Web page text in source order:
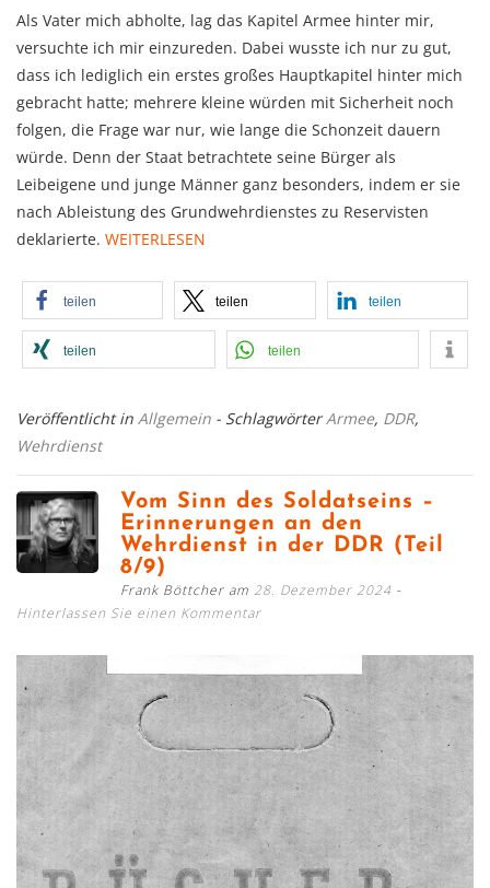
Als Vater mich abholte, lag das Kapitel Armee hinter mir,
versuchte ich mir einzureden. Dabei wusste ich nur zu gut,
dass ich lediglich ein erstes großes Hauptkapitel hinter mich
gebracht hatte; mehrere kleine wür­den mit Sicherheit noch
folgen, die Frage war nur, wie lange die Schonzeit dauern
würde. Denn der Staat betrachtete seine Bürger als
Leibeigene und junge Männer ganz besonders, indem er sie
nach Ableistung des Grund­wehrdienstes zu Reser­vi­sten
deklarierte. WEITERLESEN
teilen teilen teilen
teilen teilen
Veröffentlicht in Allgemein - SchlagwörterArmee, DDR,
Wehrdienst
Vom Sinn des Soldatseins –
Erinnerungen an den
Wehrdienst in der DDR (Teil
8/9)
Frank Böttcher am 28. Dezember 2024
Hinterlassen Sie einen Kommentar